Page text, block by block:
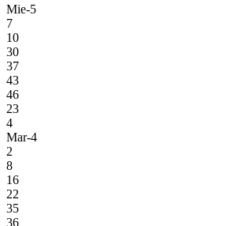
Mie-5
7
10
30
37
43
46
23
4
Mar-4
2
8
16
22
35
36